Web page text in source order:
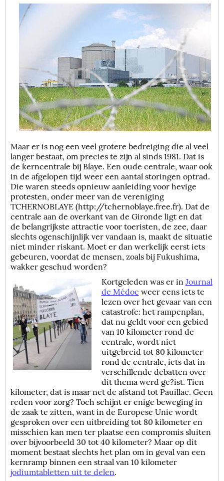
Maar er is nog een veel grotere bedreiging die al veel
langer bestaat, om precies te zijn al sinds 1981. Dat is
de kerncentrale bij Blaye. Een oude centrale, waar ook
in de afgelopen tijd weer een aantal storingen optrad.
Die waren steeds opnieuw aanleiding voor hevige
protesten, onder meer van de vereniging
TCHERNOBLAYE (http://tchernoblaye.free.fr). Dat de
centrale aan de overkant van de Gironde ligt en dat
de belangrijkste attractie voor toeristen, de zee, daar
slechts ogenschijnlijk ver vandaan is, maakt de situatie
niet minder riskant. Moet er dan werkelijk eerst iets
gebeuren, voordat de mensen, zoals bij Fukushima,
wakker geschud worden?
Kortgeleden was er in Journal
de Médoc weer eens iets te
lezen over het gevaar van een
catastrofe: het rampenplan,
dat nu geldt voor een gebied
van 10 kilometer rond de
centrale, wordt niet
uitgebreid tot 80 kilometer
rond de centrale, iets dat in
verschillende debatten over
dit thema werd ge?ist. Tien
kilometer, dat is maar net de afstand tot Pauillac. Geen
reden voor zorg? Toch schijnt er enige beweging in
de zaak te zitten, want in de Europese Unie wordt
gesproken over een uitbreiding tot 80 kilometer en
misschien kan men ter plaatse een compromis sluiten
over bijvoorbeeld 30 tot 40 kilometer? Maar op dit
moment bestaat slechts het plan om in geval van een
kernramp binnen een straal van 10 kilometer
jodiumtabletten uit te delen.